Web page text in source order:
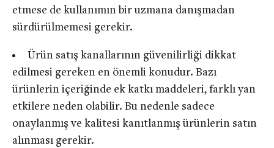
etmese de kullanımın bir uzmana danışmadan
sürdürülmemesi gerekir.
Ürün satış kanallarının güvenilirliği dikkat
edilmesi gereken en önemli konudur. Bazı
ürünlerin içeriğinde ek katkı maddeleri, farklı yan
etkilere neden olabilir. Bu nedenle sadece
onaylanmış ve kalitesi kanıtlanmış ürünlerin satın
alınması gerekir.